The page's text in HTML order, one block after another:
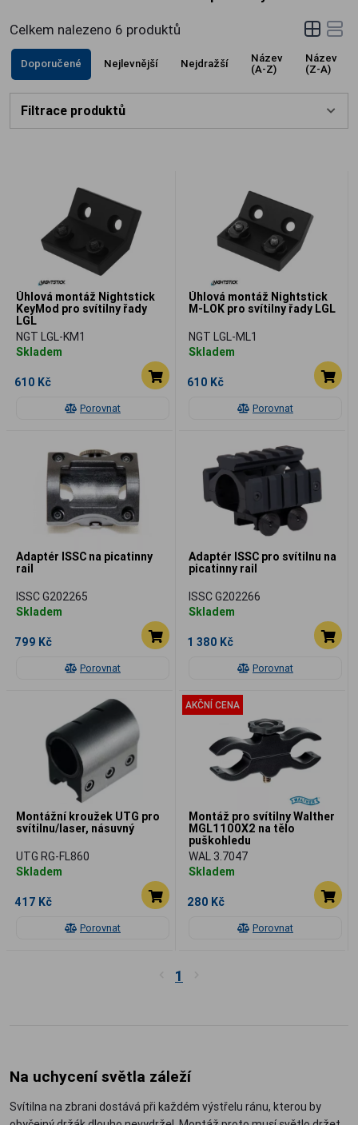
ergonomii ovládání.
Celkem nalezeno 6 produktů
Doporučené Nejlevnější Nejdražší
Název
(A-Z)
Název
(Z-A)
Filtrace produktů
Porovnat
Úhlová montáž Nightstick
KeyMod pro svítilny řady
LGL
NGT LGL-KM1
Skladem
610 Kč
Porovnat
Úhlová montáž Nightstick
M-LOK pro svítilny řady LGL
NGT LGL-ML1
Skladem
610 Kč
Porovnat
Adaptér ISSC na picatinny
rail
ISSC G202265
Skladem
799 Kč
Porovnat
Adaptér ISSC pro svítilnu na
picatinny rail
ISSC G202266
Skladem
1 380 Kč
Porovnat
Montážní kroužek UTG pro
svítilnu/laser, násuvný
UTG RG-FL860
Skladem
417 Kč
AKČNÍ CENA
Porovnat
Montáž pro svítilny Walther
MGL1100X2 na tělo
puškohledu
WAL 3.7047
Skladem
280 Kč
1
Na uchycení světla záleží
Svítilna na zbrani dostává při každém výstřelu ránu, kterou by